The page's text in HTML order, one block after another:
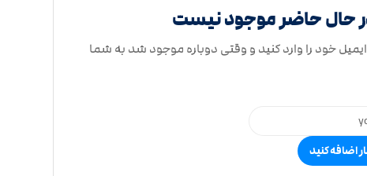
حال حاضر موجود نیست
خود را وارد کنید و وقتی دوباره موجود شد به شما
اضافه کنید